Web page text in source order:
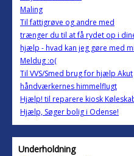
Maling
Til fattigrøve og andre med
trænger du til at få rydet op i
hjælp - hvad kan jeg gøre med
Meldug :o(
Til VVS/Smed brug for hjælp Akut
håndværkernes himmelflugt
Hjælp! til reparere kiosk
Hjælp, Søger bolig i Odense!
Underholdning